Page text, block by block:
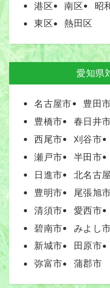
港区
南区 昭
東区
熱田区
愛知県
名古屋市 豊田
豊橋市
春日井
西尾市
刈谷市
瀬戸市
半田市
日進市
北名古
豊明市
尾張旭
清須市
愛西市
碧南市
みよし
新城市
田原市
弥富市
蒲郡市